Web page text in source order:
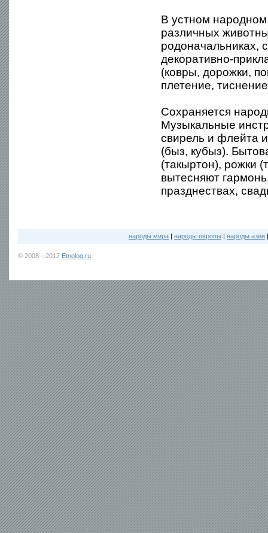
В устном
различных
родоначальниках,
декоративно-
(ковры, дорожки,
плетение,
Сохраняется
Музыкальные
свирель и флейта
(быз, кубыз).
(такыртон), рожки
вытесняют
празднествах,
народы мира | народы европы | народы азии
© 2008—2017 Etnolog.ru